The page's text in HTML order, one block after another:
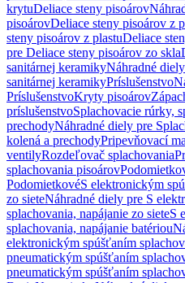
krytuDeliace steny pisoárov
pisoárovDeliace steny pisoárov z
steny pisoárov z plastuDeliace
pre Deliace steny pisoárov zo skla
sanitárnej keramikyNáhradné
sanitárnej keramikyPríslušenstvo
PríslušenstvoKryty pisoárov
príslušenstvoSplachovacie rúrky,
prechodyNáhradné diely pre
kolená a prechodyPripevňovací
ventilyRozdeľovač splachovania
splachovania pisoárov
PodomietkovéS elektronickým
zo sieteNáhradné diely pre S
splachovania, napájanie zo sieteS
splachovania, napájanie batériou
elektronickým spúšťaním
pneumatickým spúšťaním
pneumatickým spúšťaním